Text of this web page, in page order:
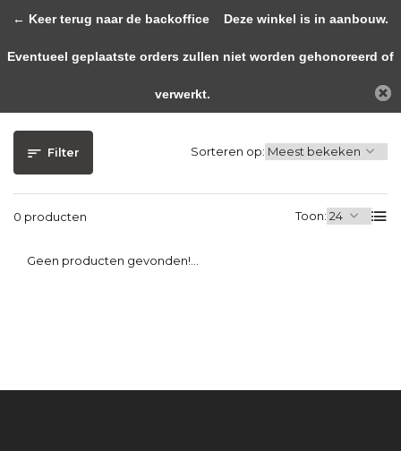
Home
Producten getagd met new
Filter
0 producten Toon:
Sorteren op:
Geen producten gevonden!...
← Keer terug naar de backoffice Deze winkel is in aanbouw.
Eventueel geplaatste orders zullen niet worden gehonoreerd of
verwerkt.